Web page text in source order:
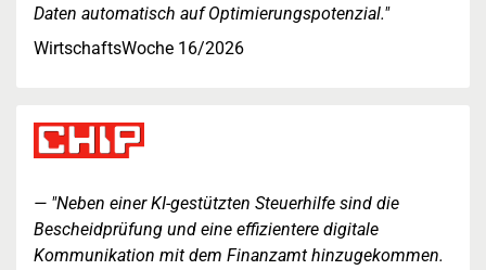
Daten automatisch auf Optimierungspotenzial."
WirtschaftsWoche 16/2026
"Neben einer KI-gestützten Steuerhilfe sind die
Bescheidprüfung und eine effizientere digitale
Kommunikation mit dem Finanzamt hinzugekommen.